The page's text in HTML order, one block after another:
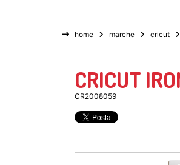
home marche cricut
CRICUT
CR2008059